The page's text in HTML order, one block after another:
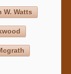
W. Watts